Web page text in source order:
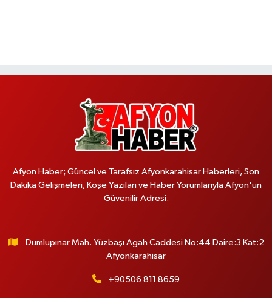
Afyon Haber; Güncel ve Tarafsız Afyonkarahisar Haberleri, Son
Dakika Gelişmeleri, Köşe Yazıları ve Haber Yorumlarıyla Afyon'un
Güvenilir Adresi.
Dumlupınar Mah. Yüzbaşı Agah Caddesi No:44 Daire:3 Kat:2
Afyonkarahisar
+90506 811 8659